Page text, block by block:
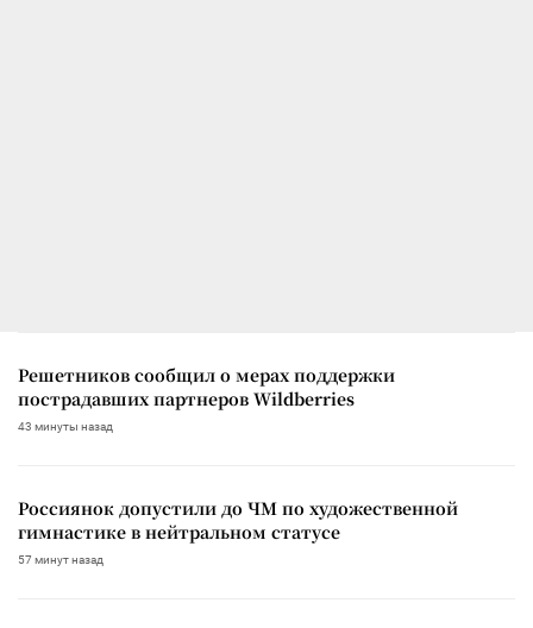
Решетников сообщил о мерах поддержки
пострадавших партнеров Wildberries
43 минуты назад
Россиянок допустили до ЧМ по художественной
гимнастике в нейтральном статусе
57 минут назад